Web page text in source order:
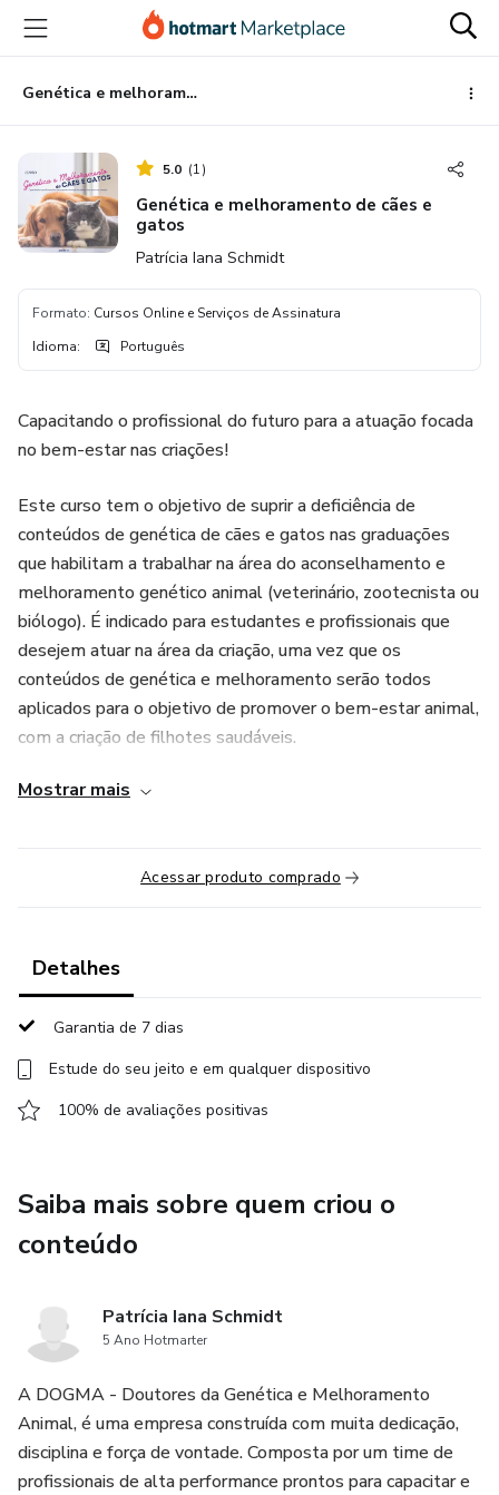
para
conteúdo
principal
para
pagamento
para
rodapé
Genética e melhoramento de cães e gatos
5.0 (1)
Genética e melhoramento de cães e
gatos
Patrícia Iana Schmidt
Formato: Cursos Online e Serviços de Assinatura
Idioma: Português
Capacitando o profissional do futuro para a atuação focada
no bem-estar nas criações!
Este curso tem o objetivo de suprir a deficiência de
conteúdos de genética de cães e gatos nas graduações
que habilitam a trabalhar na área do aconselhamento e
melhoramento genético animal (veterinário, zootecnista ou
biólogo). É indicado para estudantes e profissionais que
desejem atuar na área da criação, uma vez que os
conteúdos de genética e melhoramento serão todos
aplicados para o objetivo de promover o bem-estar animal,
com a criação de filhotes saudáveis.
Mostrar mais
Acessar produto comprado
Detalhes
Garantia de 7 dias
Estude do seu jeito e em qualquer dispositivo
100% de avaliações positivas
Saiba mais sobre quem criou o
conteúdo
Patrícia Iana Schmidt
5 Ano Hotmarter
A DOGMA - Doutores da Genética e Melhoramento
Animal, é uma empresa construída com muita dedicação,
disciplina e força de vontade. Composta por um time de
profissionais de alta performance prontos para capacitar e